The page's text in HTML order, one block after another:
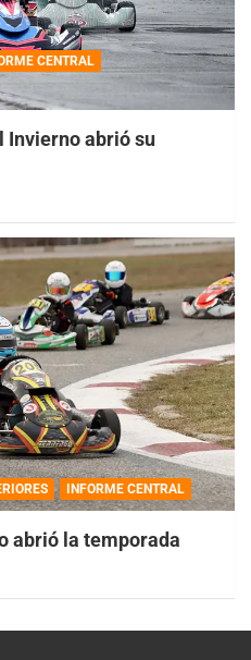
CENTRAL
Invierno abrió su
INFORME CENTRAL
abrió la temporada